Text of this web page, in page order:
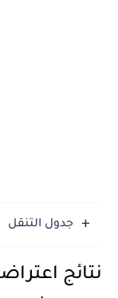
جدول التنقل